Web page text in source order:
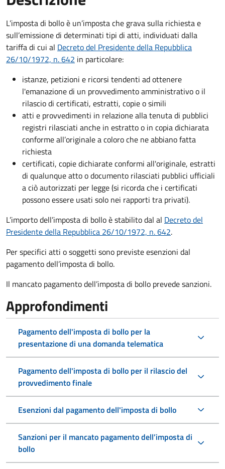
L’imposta di bollo è un’imposta che grava sulla richiesta e
sull’emissione di determinati tipi di atti, individuati dalla
tariffa di cui al Decreto del Presidente della Repubblica
26/10/1972, n. 642 in particolare:
istanze, petizioni e ricorsi tendenti ad ottenere
l'emanazione di un provvedimento amministrativo o il
rilascio di certificati, estratti, copie o simili
atti e provvedimenti in relazione alla tenuta di pubblici
registri rilasciati anche in estratto o in copia dichiarata
conforme all’originale a coloro che ne abbiano fatta
richiesta
certificati, copie dichiarate conformi all'originale, estratti
di qualunque atto o documento rilasciati pubblici ufficiali
a ciò autorizzati per legge (si ricorda che i certificati
possono essere usati solo nei rapporti tra privati).
L’importo dell’imposta di bollo è stabilito dal al Decreto del
Presidente della Repubblica 26/10/1972, n. 642.
Per specifici atti o soggetti sono previste esenzioni dal
pagamento dell’imposta di bollo.
Il mancato pagamento dell’imposta di bollo prevede sanzioni.
Approfondimenti
Pagamento dell'imposta di bollo per la
presentazione di una domanda telematica
Pagamento dell'imposta di bollo per il rilascio del
provvedimento finale
Esenzioni dal pagamento dell'imposta di bollo
Sanzioni per il mancato pagamento dell’imposta di
bollo